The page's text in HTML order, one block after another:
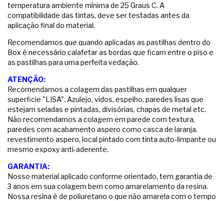
temperatura ambiente mínima de 25 Graus C. A
compatibilidade das tintas, deve ser testadas antes da
aplicação final do material.
Recomendamos que quando aplicadas as pastilhas dentro do
Box é necessário calafetar as bordas que ficam entre o piso e
as pastilhas para uma perfeita vedação.
ATENÇÃO:
Recomendamos a colagem das pastilhas em qualquer
superficie "LISA". Azulejo, vidos, espelho, paredes lisas que
estejam seladas e pintadas, divisórias, chapas de metal etc.
Não recomendamos a colagem em parede com textura,
paredes com acabamento aspero como casca de laranja,
revestimento aspero, local pintado com tinta auto-limpante ou
mesmo expoxy anti-aderente.
GARANTIA:
Nosso material aplicado conforme orientado, tem garantia de
3 anos em sua colagem bem como amarelamento da resina.
Nossa resina é de poliuretano o que não amarela com o tempo